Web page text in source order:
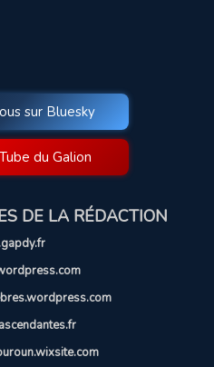
sur Bluesky
du Galion
DE LA RÉDACTION